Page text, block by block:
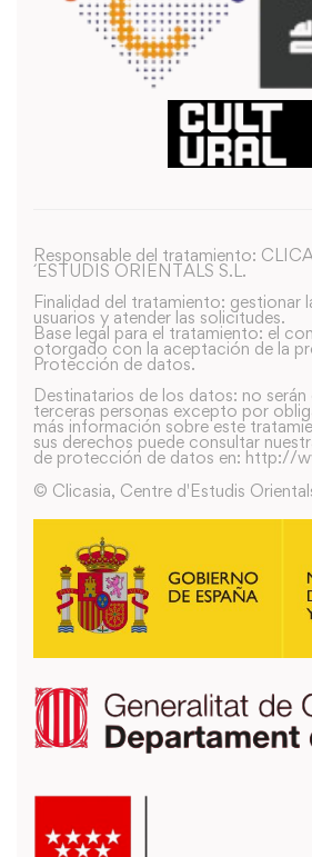
Responsable del tratamiento:
´ESTUDIS ORIENTALS S.L.
Finalidad del tratamiento: gestionar
usuarios y atender las solicitudes.
Base legal para el tratamiento: el
otorgado con la aceptación de la
Protección de datos.
Destinatarios de los datos: no
terceras personas excepto por
más información sobre este
sus derechos puede consultar
de protección de datos en: http://
© Clicasia, Centre d'Estudis